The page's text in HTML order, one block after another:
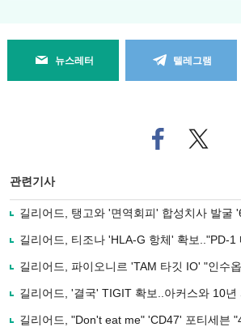
뉴스레터 텔레그램
페
이
로
기
사
유
기
트위
터로
관련기사
길리어드, 탱고와 '면역회피' 합성치사 발굴
길리어드, 티조나 'HLA-G 항체' 확보.."PD-1
길리어드, 파이오니르 'TAM 타깃 IO' "인수
길리어드, '결국' TIGIT 확보..아커스와 10년
길리어드, "Don't eat me" 'CD47' 포티세븐